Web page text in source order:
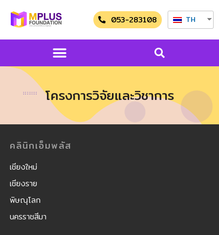
053-283108 TH
โครงการวิจัยและวิชาการ
คลินิกเอ็มพลัส
เชียงใหม่
เชียงราย
พิษณุโลก
นครราชสีมา